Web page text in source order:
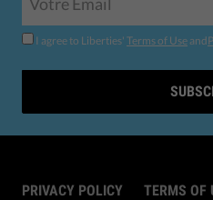
I agree to Liberties' Terms of Use and
PRIVACY POLICY TERMS OF